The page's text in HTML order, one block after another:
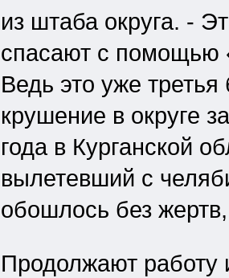
из штаба округа. -
спасают с помощью
Ведь это уже
крушение в округе
года в Курганской
вылетевший с
обошлось без
Продолжают работу